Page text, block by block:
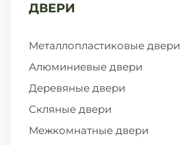
ДВЕРИ
Металлопластиковые двери
Алюминиевые двери
Деревяные двери
Скляные двери
Межкомнатные двери